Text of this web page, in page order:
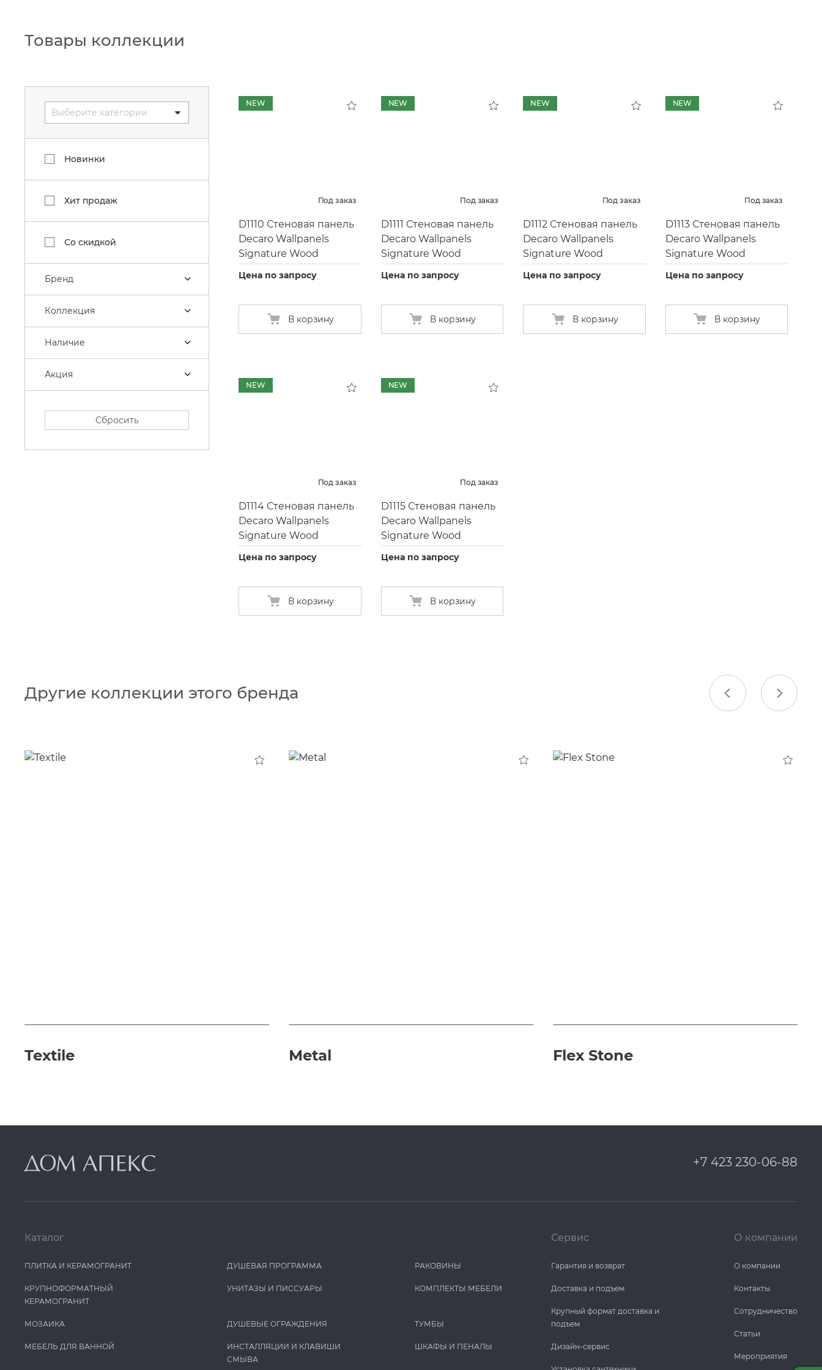
Товары коллекции
Выберите категории
Новинки
Хит продаж
Со скидкой
Бренд
Коллекция
Наличие
Акция
Сбросить
NEW
Под заказ
D1110 Стеновая панель
Decaro Wallpanels
Signature Wood
Цена по запросу
В корзину
NEW
Под заказ
D1111 Стеновая панель
Decaro Wallpanels
Signature Wood
Цена по запросу
В корзину
NEW
Под заказ
D1112 Стеновая панель
Decaro Wallpanels
Signature Wood
Цена по запросу
В корзину
NEW
Под заказ
D1113 Стеновая панель
Decaro Wallpanels
Signature Wood
Цена по запросу
В корзину
NEW
Под заказ
D1114 Стеновая панель
Decaro Wallpanels
Signature Wood
Цена по запросу
В корзину
NEW
Под заказ
D1115 Стеновая панель
Decaro Wallpanels
Signature Wood
Цена по запросу
В корзину
Другие коллекции этого бренда
Textile Metal Flex Stone
+7 423 230-06-88
Каталог
ПЛИТКА И КЕРАМОГРАНИТ
КРУПНОФОРМАТНЫЙ
КЕРАМОГРАНИТ
МОЗАИКА
МЕБЕЛЬ ДЛЯ ВАННОЙ
ДУШЕВАЯ ПРОГРАММА
УНИТАЗЫ И ПИCCУАРЫ
ДУШЕВЫЕ ОГРАЖДЕНИЯ
ИНСТАЛЛЯЦИИ И КЛАВИШИ
СМЫВА
РАКОВИНЫ
КОМПЛЕКТЫ МЕБЕЛИ
ТУМБЫ
ШКАФЫ И ПЕНАЛЫ
Сервис
Гарантия и возврат
Доставка и подъем
Крупный формат доставка и
подъем
Дизайн-сервис
О компании
О компании
Контакты
Сотрудничество
Статьи
Мероприятия